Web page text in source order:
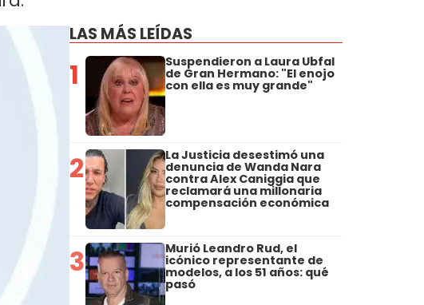
LAS MÁS LEÍDAS
1 Suspendieron a Laura Ubfal
de Gran Hermano: "El enojo
con ella es muy grande"
2 La Justicia desestimó una
denuncia de Wanda Nara
contra Alex Caniggia que
reclamará una millonaria
compensación económica
3 Murió Leandro Rud, el
icónico representante de
modelos, a los 51 años: qué
pasó